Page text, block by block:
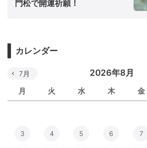
門松で開運祈願！
カレンダー
2026年8月
月 火 水 木 金
7月
3 4 5 6 7